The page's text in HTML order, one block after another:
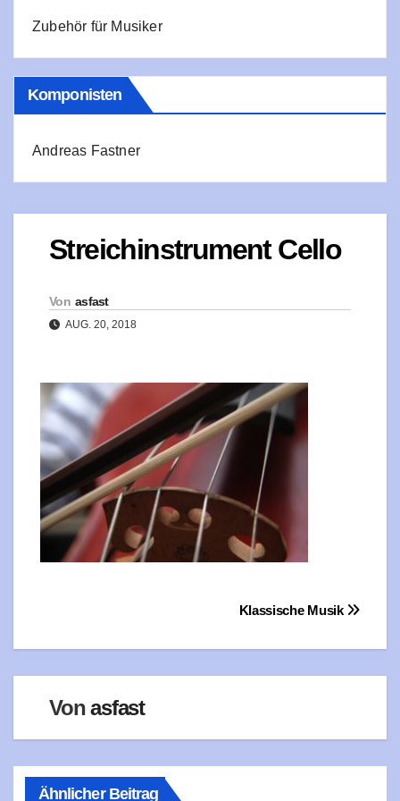
Zubehör für Musiker
Komponisten
Andreas Fastner
Streichinstrument Cello
Von asfast
AUG. 20, 2018
BeitragsnavigationKlassische Musik
Vonasfast
Ähnlicher Beitrag